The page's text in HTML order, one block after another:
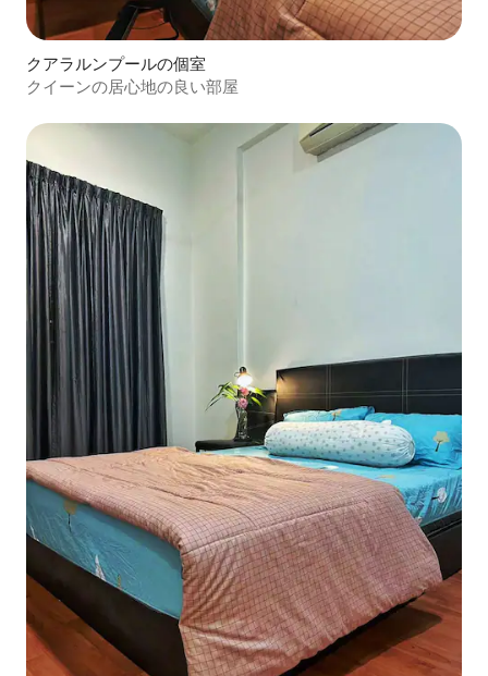
クアラルンプールの個室
クイーンの居心地の良い部屋